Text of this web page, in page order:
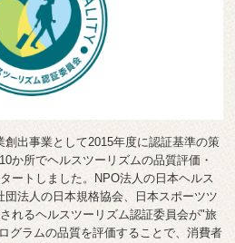
出事業として2015年度に認証基準の策
か所でヘルスツーリズムの品質評価・
ートしました。NPO法人の日本ヘルス
法人の日本規格協会、日本スポーツツ
れるヘルスツーリズム認証委員会が"旅
グラムの品質を評価することで、消費者